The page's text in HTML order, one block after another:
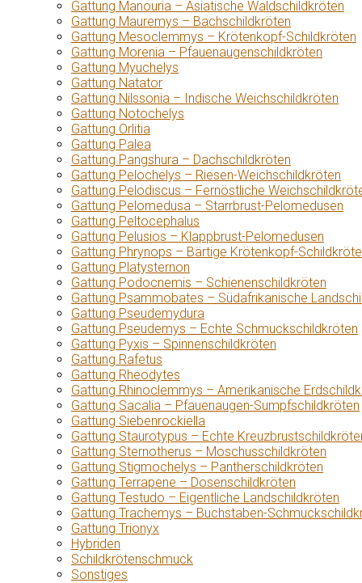
Gattung Manouria – Asiatische Waldschildkröten
Gattung Mauremys – Bachschildkröten
Gattung Mesoclemmys – Krötenkopf-Schildkröten
Gattung Morenia – Pfauenaugenschildkröten
Gattung Myuchelys
Gattung Natator
Gattung Nilssonia – Indische Weichschildkröten
Gattung Notochelys
Gattung Orlitia
Gattung Palea
Gattung Pangshura – Dachschildkröten
Gattung Pelochelys – Riesen-Weichschildkröten
Gattung Pelodiscus – Fernöstliche
Gattung Pelomedusa – Starrbrust-Pelomedusen
Gattung Peltocephalus
Gattung Pelusios – Klappbrust-Pelomedusen
Gattung Phrynops – Bärtige Krötenkopf-
Gattung Platysternon
Gattung Podocnemis – Schienenschildkröten
Gattung Psammobates – Südafrikanische
Gattung Pseudemydura
Gattung Pseudemys – Echte Schmuckschildkröten
Gattung Pyxis – Spinnenschildkröten
Gattung Rafetus
Gattung Rheodytes
Gattung Rhinoclemmys – Amerikanische
Gattung Sacalia – Pfauenaugen-Sumpfschildkröten
Gattung Siebenrockiella
Gattung Staurotypus – Echte
Gattung Sternotherus – Moschusschildkröten
Gattung Stigmochelys – Pantherschildkröten
Gattung Terrapene – Dosenschildkröten
Gattung Testudo – Eigentliche Landschildkröten
Gattung Trachemys – Buchstaben-
Gattung Trionyx
Hybriden
Schildkrötenschmuck
Sonstiges